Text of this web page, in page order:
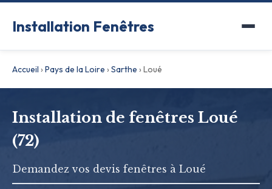
Installation Fenêtres
Accueil ›Pays de la Loire ›Sarthe ›Loué
Installation de fenêtres Loué
(72)
Demandez vos devis fenêtres à Loué